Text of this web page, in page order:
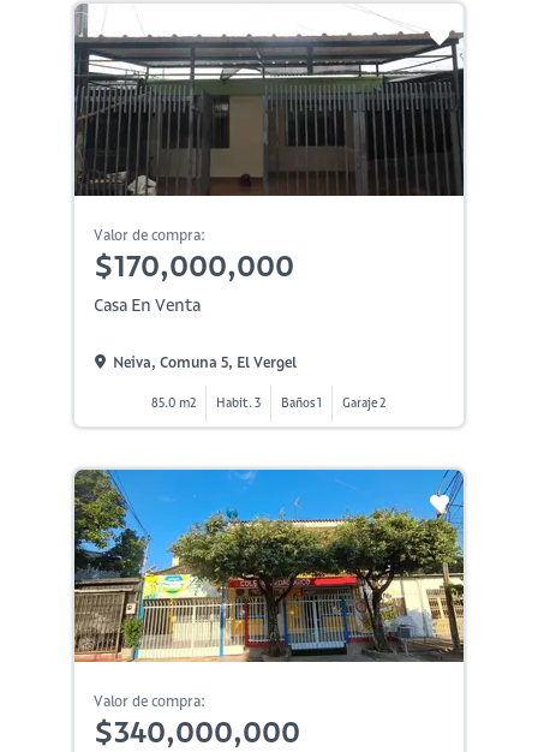
Valor de compra:
$170,000,000
Casa En Venta
Neiva, Comuna 5, El Vergel
85.0 m2 Habit. 3 Baños 1 Garaje 2
Valor de compra:
$340,000,000